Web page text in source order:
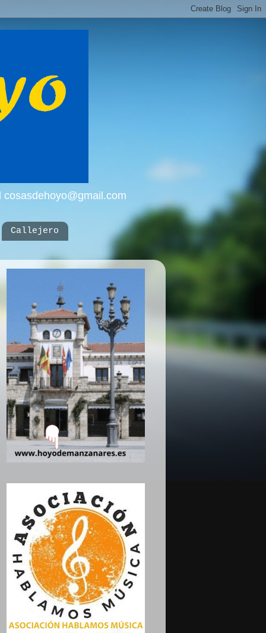
Callejero